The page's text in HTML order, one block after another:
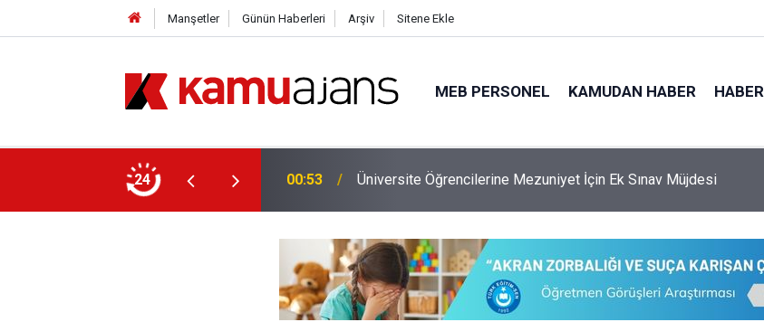
Manşetler Günün Haberleri Arşiv Sitene Ekle
MEB PERSONEL KAMUDAN HABER HABER
24
İçin Ek Sınav Müjdesi 00:11 Emniyet Genel Müdürlüğü'ne 6.250 Kişilik Yeni Kadro